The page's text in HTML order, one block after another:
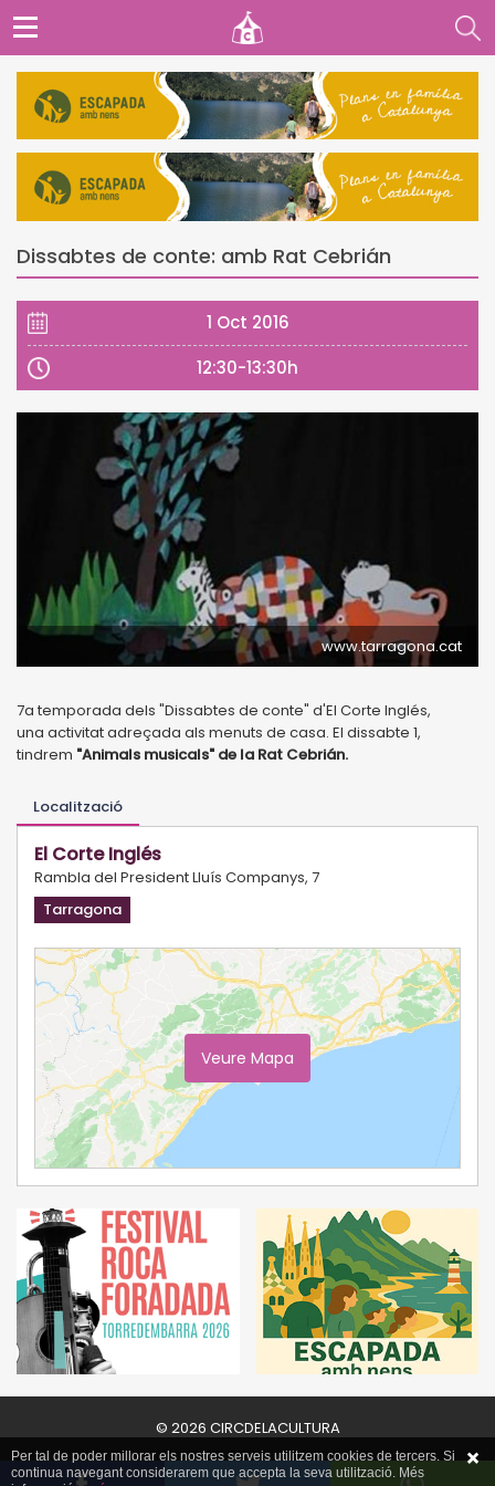
Dissabtes de conte: amb Rat Cebrián
1 Oct 2016
12:30-13:30h
www.tarragona.cat
7a temporada dels "Dissabtes de conte" d'El Corte Inglés,
una activitat adreçada als menuts de casa. El dissabte 1,
tindrem "Animals musicals" de la Rat Cebrián.
Localització
El Corte Inglés
Rambla del President Lluís Companys, 7
Tarragona
Veure Mapa
© 2026 CIRCDELACULTURA
Per tal de poder millorar els nostres serveis utilitzem cookies de tercers. Si
continua navegant considerarem que accepta la seva utilització. Més